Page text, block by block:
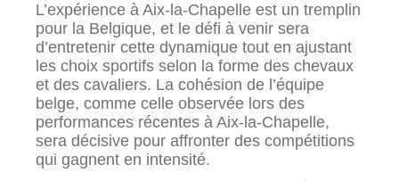
L’expérience à Aix-la-Chapelle est un tremplin
pour la Belgique, et le défi à venir sera
d’entretenir cette dynamique tout en ajustant
les choix sportifs selon la forme des chevaux
et des cavaliers. La cohésion de l’équipe
belge, comme celle observée lors des
performances récentes à Aix-la-Chapelle,
sera décisive pour affronter des compétitions
qui gagnent en intensité.